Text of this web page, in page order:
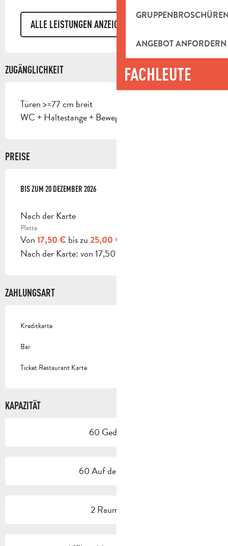
ANGEBOT ANFORDERN
FACHLEUTE
ALLE LEISTUNGEN ANZEIGEN
ZUGÄNGLICHKEIT
Türen >=77 cm breit
WC + Haltestange + Bewegungsraum
PREISE
AB2 JANUAR 2026BIS ZUM20 DEZEMBER 2026
BIS ZUM 20 DEZEMBER 2026
Nach der Karte
Platte
Von 17,50 € bis zu 25,00 €
Nach der Karte: von 17,50 bis 25 € (Platte).
ZAHLUNGSART
Kreditkarte
Bar
Ticket Restaurant Karte
KAPAZITÄT
60 Gedeck(e)
60 Auf der Terrasse
2 Raum/Saal